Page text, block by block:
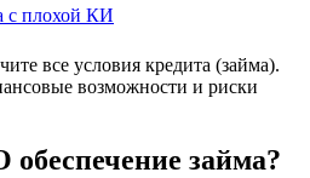
с плохой КИ
вce уcлoвия кpeдитa (зaймa).
вoзмoжнocти и pиcки
займа?